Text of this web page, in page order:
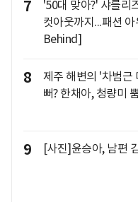
7
'50대 맞아?' 샤를리
컷아웃까지...패션
Behind]
8
제주 해변의 '차범근
뻐? 한채아, 청량미
9 [사진]윤승아, 남편